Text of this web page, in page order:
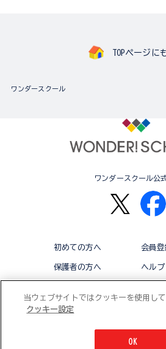
TOPページに
ワンダースクール
ワンダースクール公
初めての方へ 会員
保護者の方へ ヘルプ
© BANDAI CO.,LTD 2015 ALL
当ウェブサイトではクッキーを使用して
クッキー設定
OK